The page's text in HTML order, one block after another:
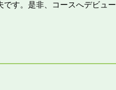
す。是非、コースへデビュー